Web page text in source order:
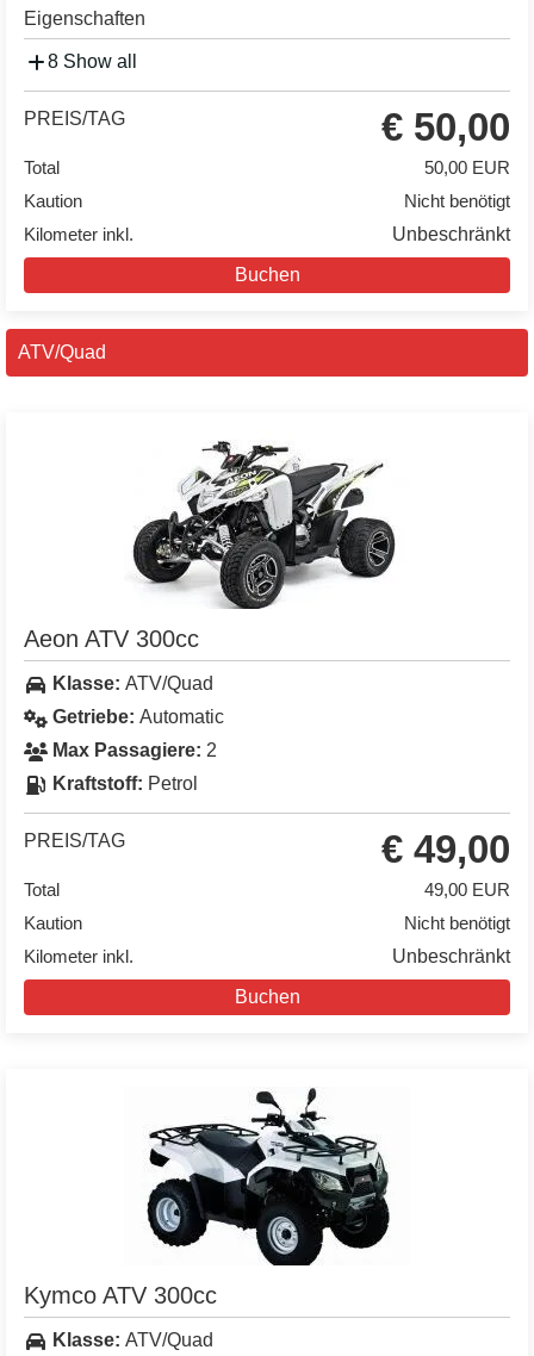
Eigenschaften
8 Show all
PREIS/TAG € 50,00
Total
50,00 EUR
Kaution
Nicht benötigt
Kilometer inkl.
Unbeschränkt
Buchen
ATV/Quad
Aeon ATV 300cc
Klasse: ATV/Quad
Getriebe: Automatic
Max Passagiere: 2
Kraftstoff: Petrol
PREIS/TAG € 49,00
Total
49,00 EUR
Kaution
Nicht benötigt
Kilometer inkl.
Unbeschränkt
Buchen
Kymco ATV 300cc
Klasse: ATV/Quad